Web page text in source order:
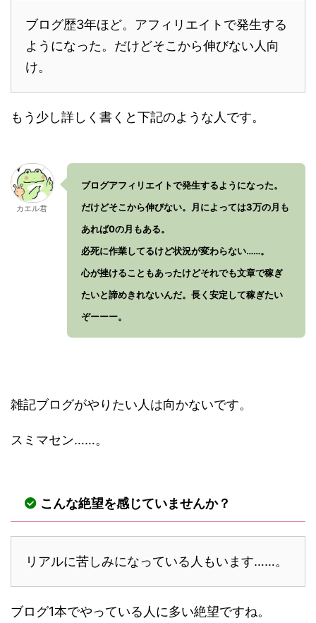
ブログ歴3年ほど。アフィリエイトで発生する
ようになった。だけどそこから伸びない人向
け。
もう少し詳しく書くと下記のような人です。
カエル君
ブログアフィリエイトで発生するようになった。
だけどそこから伸びない。月によっては3万の月も
あれば0の月もある。
必死に作業してるけど状況が変わらない……。
心が挫けることもあったけどそれでも文章で稼ぎ
たいと諦めきれないんだ。長く安定して稼ぎたい
ぞーーー。
雑記ブログがやりたい人は向かないです。
スミマセン……。
こんな絶望を感じていませんか？
リアルに苦しみになっている人もいます……。
ブログ1本でやっている人に多い絶望ですね。